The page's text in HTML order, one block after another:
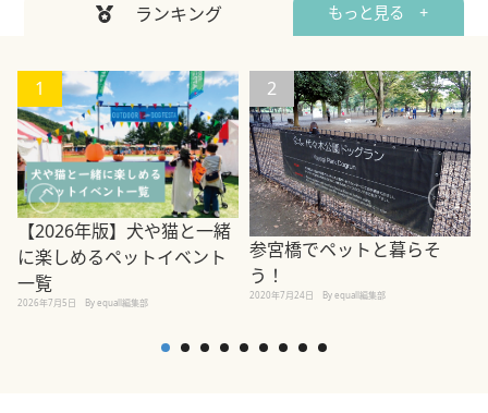
ランキング もっと見る +
1
【2026年版】犬や猫と一緒
に楽しめるペットイベント
一覧
2026年7月5日 By equall編集部
2
参宮橋でペットと暮らそ
う！
2020年7月24日 By equall編集部